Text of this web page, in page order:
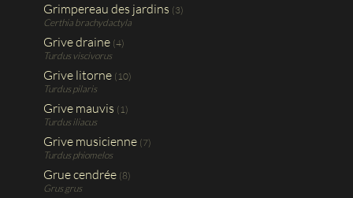
Grimpereau des jardins (3)
Certhia brachydactyla
Grive draine (4)
Turdus viscivorus
Grive litorne (10)
Turdus pilaris
Grive mauvis (1)
Turdus iliacus
Grive musicienne (7)
Turdus phiomelos
Grue cendrée (8)
Grus grus